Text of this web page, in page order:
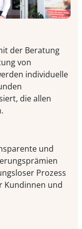
der Beratung
von
individuelle
die allen
und
Prozess
Kundinnen und